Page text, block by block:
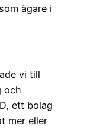
ägare i
vi till
och
ett bolag
mer eller